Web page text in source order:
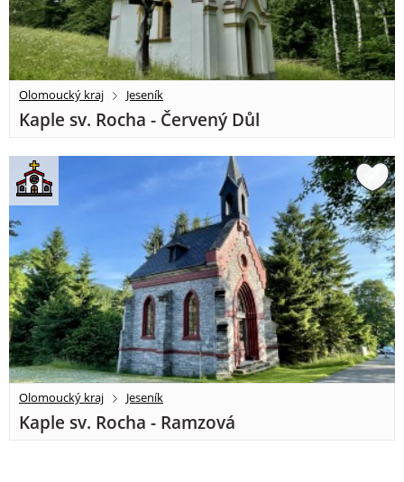
Olomoucký kraj Jeseník
Kaple sv. Rocha - Červený Důl
Olomoucký kraj Jeseník
Kaple sv. Rocha - Ramzová